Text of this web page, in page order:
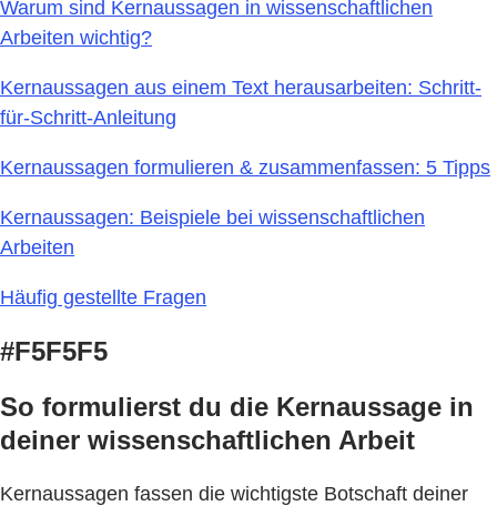
Warum sind Kernaussagen in wissenschaftlichen
Arbeiten wichtig?
Kernaussagen aus einem Text herausarbeiten: Schritt-
für-Schritt-Anleitung
Kernaussagen formulieren & zusammenfassen: 5 Tipps
Kernaussagen: Beispiele bei wissenschaftlichen
Arbeiten
Häufig gestellte Fragen
#F5F5F5
So formulierst du die Kernaussage in
deiner wissenschaftlichen Arbeit
Kernaussagen fassen die wichtigste Botschaft deiner